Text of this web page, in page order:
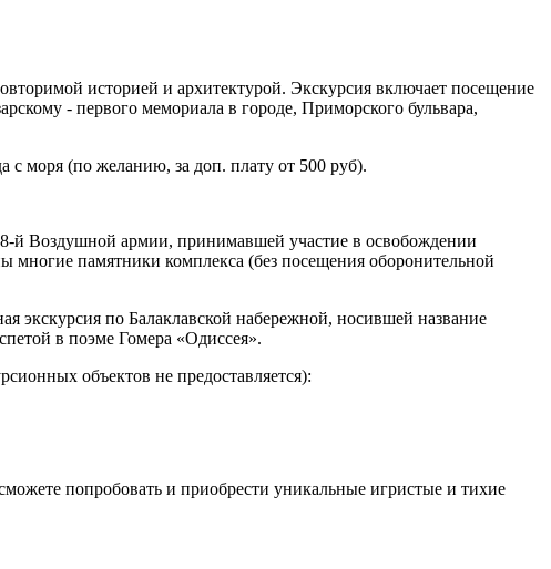
историей и архитектурой. Экскурсия включает посещение
- первого мемориала в городе, Приморского бульвара,
с моря (по желанию, за доп. плату от 500 руб).
й Воздушной армии, принимавшей участие в освобождении
многие памятники комплекса (без посещения оборонительной
экскурсия по Балаклавской набережной, носившей название
в поэме Гомера «Одиссея».
объектов не предоставляется):
попробовать и приобрести уникальные игристые и тихие